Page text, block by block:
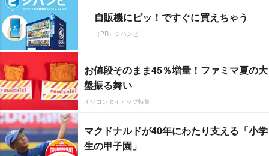
自販機にピッ！ですぐに買えちゃう
（PR）ジハンピ
お値段そのまま45％増量！ファミマ夏の大
盤振る舞い
オリコンタイアップ特集
マクドナルドが40年にわたり支える「小学
生の甲子園」